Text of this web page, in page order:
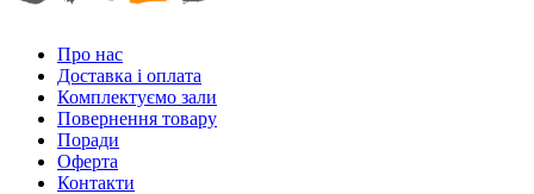
Про нас
Доставка і оплата
Комплектуємо зали
Повернення товару
Поради
Оферта
Контакти